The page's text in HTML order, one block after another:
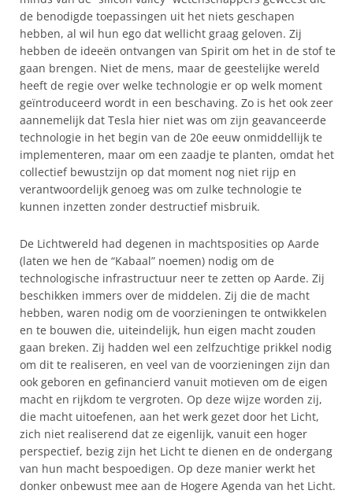
de benodigde toepassingen uit het niets geschapen
hebben, al wil hun ego dat wellicht graag geloven. Zij
hebben de ideeën ontvangen van Spirit om het in de stof te
gaan brengen. Niet de mens, maar de geestelijke wereld
heeft de regie over welke technologie er op welk moment
geïntroduceerd wordt in een beschaving. Zo is het ook zeer
aannemelijk dat Tesla hier niet was om zijn geavanceerde
technologie in het begin van de 20e eeuw onmiddellijk te
implementeren, maar om een zaadje te planten, omdat het
collectief bewustzijn op dat moment nog niet rijp en
verantwoordelijk genoeg was om zulke technologie te
kunnen inzetten zonder destructief misbruik.
De Lichtwereld had degenen in machtsposities op Aarde
(laten we hen de “Kabaal” noemen) nodig om de
technologische infrastructuur neer te zetten op Aarde. Zij
beschikken immers over de middelen. Zij die de macht
hebben, waren nodig om de voorzieningen te ontwikkelen
en te bouwen die, uiteindelijk, hun eigen macht zouden
gaan breken. Zij hadden wel een zelfzuchtige prikkel nodig
om dit te realiseren, en veel van de voorzieningen zijn dan
ook geboren en gefinancierd vanuit motieven om de eigen
macht en rijkdom te vergroten. Op deze wijze worden zij,
die macht uitoefenen, aan het werk gezet door het Licht,
zich niet realiserend dat ze eigenlijk, vanuit een hoger
perspectief, bezig zijn het Licht te dienen en de ondergang
van hun macht bespoedigen. Op deze manier werkt het
donker onbewust mee aan de Hogere Agenda van het Licht.